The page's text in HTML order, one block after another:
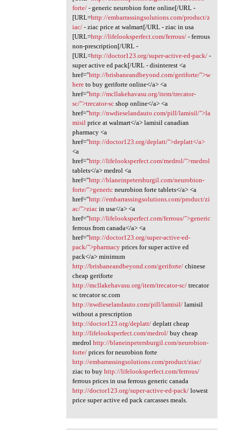
forte/- generic neurobion forte online[/URL -
[URL=http://embarrassingsolutions.com/product/z
iac/- ziac price at walmart[/URL - ziac in usa
[URL=http://lifelooksperfect.com/ferrous/- ferrous
non-prescription[/URL -
[URL=http://doctor123.org/super-active-ed-pack/-
super active ed pack[/URL - disinterest <a
href="http://brisbaneandbeyond.com/geriforte/">w
hereto buy geriforte online</a> <a
href="http://mcllakehavasu.org/item/trecator-
sc/">trecator-scshop online</a> <a
href="http://nwdieselandauto.com/pill/lamisil/">la
misil price at walmart</a> lamisil canadian
pharmacy <a
href="http://doctor123.org/deplatt/">deplatt</a>
<a
href="http://lifelooksperfect.com/medrol/">medrol
tablets</a> medrol <a
href="http://blaneinpetersburgil.com/neurobion-
forte/">genericneurobion forte tablets</a> <a
href="http://embarrassingsolutions.com/product/zi
ac/">ziacin usa</a> <a
href="http://lifelooksperfect.com/ferrous/">generic
ferrous from canada</a> <a
href="http://doctor123.org/super-active-ed-
pack/">pharmacyprices for super active ed
pack</a> minimum
http://brisbaneandbeyond.com/geriforte/chinese
cheap geriforte
http://mcllakehavasu.org/item/trecator-sc/trecator
sc trecator sc.com
http://nwdieselandauto.com/pill/lamisil/lamisil
without a prescription
http://doctor123.org/deplatt/deplatt cheap
http://lifelooksperfect.com/medrol/buy cheap
medrol http://blaneinpetersburgil.com/neurobion-
forte/prices for neurobion forte
http://embarrassingsolutions.com/product/ziac/
ziac to buy http://lifelooksperfect.com/ferrous/
ferrous prices in usa ferrous generic canada
http://doctor123.org/super-active-ed-pack/lowest
price super active ed pack carcasses meals.